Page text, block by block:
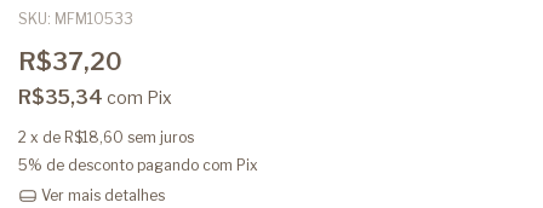
SKU: MFM10533
R$37,20
R$35,34 com Pix
2 x de R$18,60 sem juros
5% de desconto pagando com Pix
Ver mais detalhes